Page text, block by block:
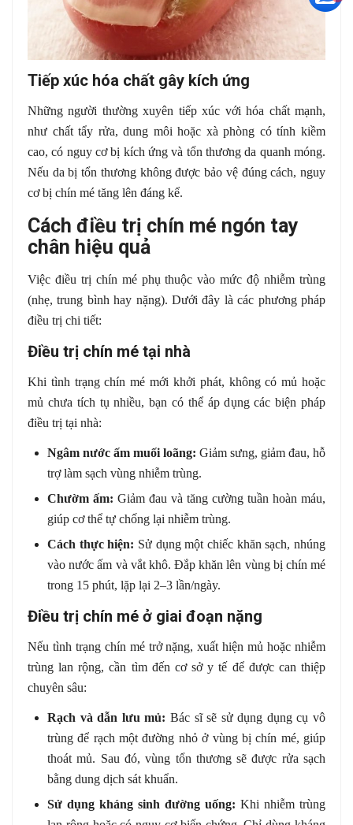
Tiếp xúc hóa chất gây kích ứng
Những người thường xuyên tiếp xúc với hóa chất mạnh,
như chất tẩy rửa, dung môi hoặc xà phòng có tính kiềm
cao, có nguy cơ bị kích ứng và tổn thương da quanh móng.
Nếu da bị tổn thương không được bảo vệ đúng cách, nguy
cơ bị chín mé tăng lên đáng kể.
Cách điều trị chín mé ngón tay
chân hiệu quả
Việc điều trị chín mé phụ thuộc vào mức độ nhiễm trùng
(nhẹ, trung bình hay nặng). Dưới đây là các phương pháp
điều trị chi tiết:
Điều trị chín mé tại nhà
Khi tình trạng chín mé mới khởi phát, không có mủ hoặc
mủ chưa tích tụ nhiều, bạn có thể áp dụng các biện pháp
điều trị tại nhà:
Ngâm nước ấm muối loãng: Giảm sưng, giảm đau, hỗ
trợ làm sạch vùng nhiễm trùng.
Chườm ấm: Giảm đau và tăng cường tuần hoàn máu,
giúp cơ thể tự chống lại nhiễm trùng.
Cách thực hiện: Sử dụng một chiếc khăn sạch, nhúng
vào nước ấm và vắt khô. Đắp khăn lên vùng bị chín mé
trong 15 phút, lặp lại 2–3 lần/ngày.
Điều trị chín mé ở giai đoạn nặng
Nếu tình trạng chín mé trở nặng, xuất hiện mủ hoặc nhiễm
trùng lan rộng, cần tìm đến cơ sở y tế để được can thiệp
chuyên sâu:
Rạch và dẫn lưu mủ: Bác sĩ sẽ sử dụng dụng cụ vô
trùng để rạch một đường nhỏ ở vùng bị chín mé, giúp
thoát mủ. Sau đó, vùng tổn thương sẽ được rửa sạch
bằng dung dịch sát khuẩn.
Sử dụng kháng sinh đường uống: Khi nhiễm trùng